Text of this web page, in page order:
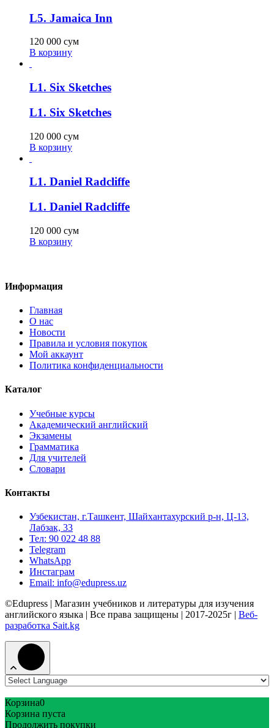
L5. Jamaica Inn
120 000 сум
В корзину
L1. Six Sketches
L1. Six Sketches
120 000 сум
В корзину
L1. Daniel Radcliffe
L1. Daniel Radcliffe
120 000 сум
В корзину
Информация
Главная
О нас
Новости
Правила и условия покупок
Мой аккаунт
Политика конфиденциальности
Каталог
Учебные курсы
Академический английский
Экзамены
Грамматика
Для учителей
Словари
Контакты
Узбекистан, г.Ташкент, Шайхантахурский р-н, Ц-13,
Лабзак, 33
Тел: 90 022 48 88
Telegram
WhatsApp
Инстаграм
Email: info@edupress.uz
©Edupress | Магазин учебников и литературы для изучения
английского языка | Все права защищены | 2017-2025г | Веб-
разработка Sait.kg
Корзина0
Корзина пуста
Продолжить покупки